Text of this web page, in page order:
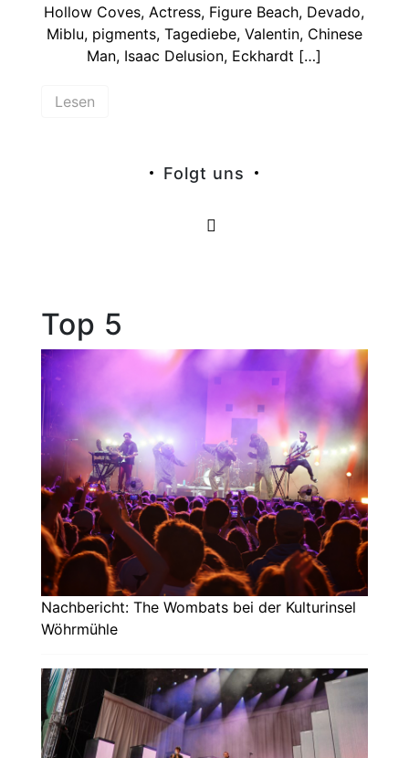
Hollow Coves, Actress, Figure Beach, Devado,
Miblu, pigments, Tagediebe, Valentin, Chinese
Man, Isaac Delusion, Eckhardt […]
Lesen
Folgt uns
Top 5
Nachbericht: The Wombats bei der Kulturinsel
Wöhrmühle